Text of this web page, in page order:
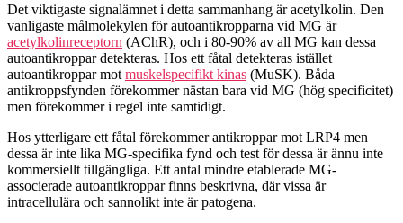
Det viktigaste signalämnet i detta sammanhang är acetylkolin. Den
vanligaste målmolekylen för autoantikropparna vid MG är
acetylkolinreceptorn (AChR), och i 80-90% av all MG kan dessa
autoantikroppar detekteras. Hos ett fåtal detekteras istället
autoantikroppar mot muskelspecifikt kinas (MuSK). Båda
antikroppsfynden förekommer nästan bara vid MG (hög specificitet)
men förekommer i regel inte samtidigt.
Hos ytterligare ett fåtal förekommer antikroppar mot LRP4 men
dessa är inte lika MG-specifika fynd och test för dessa är ännu inte
kommersiellt tillgängliga. Ett antal mindre etablerade MG-
associerade autoantikroppar finns beskrivna, där vissa är
intracellulära och sannolikt inte är patogena.